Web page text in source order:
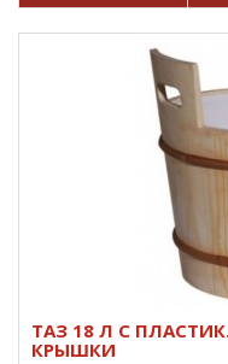
ТАЗ 18 Л С
КРЫШКИ